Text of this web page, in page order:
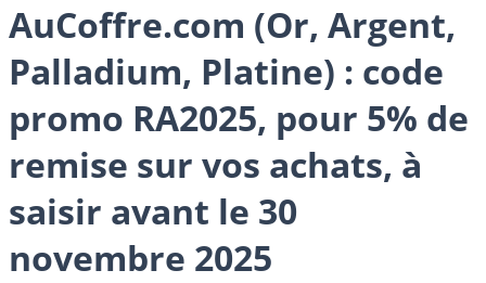
AuCoffre.com (Or, Argent,
Palladium, Platine) : code
promo RA2025, pour 5% de
remise sur vos achats, à
saisir avant le 30
novembre 2025